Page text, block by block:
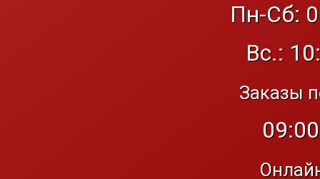
Пн-Сб:
Вс.:
Заказы